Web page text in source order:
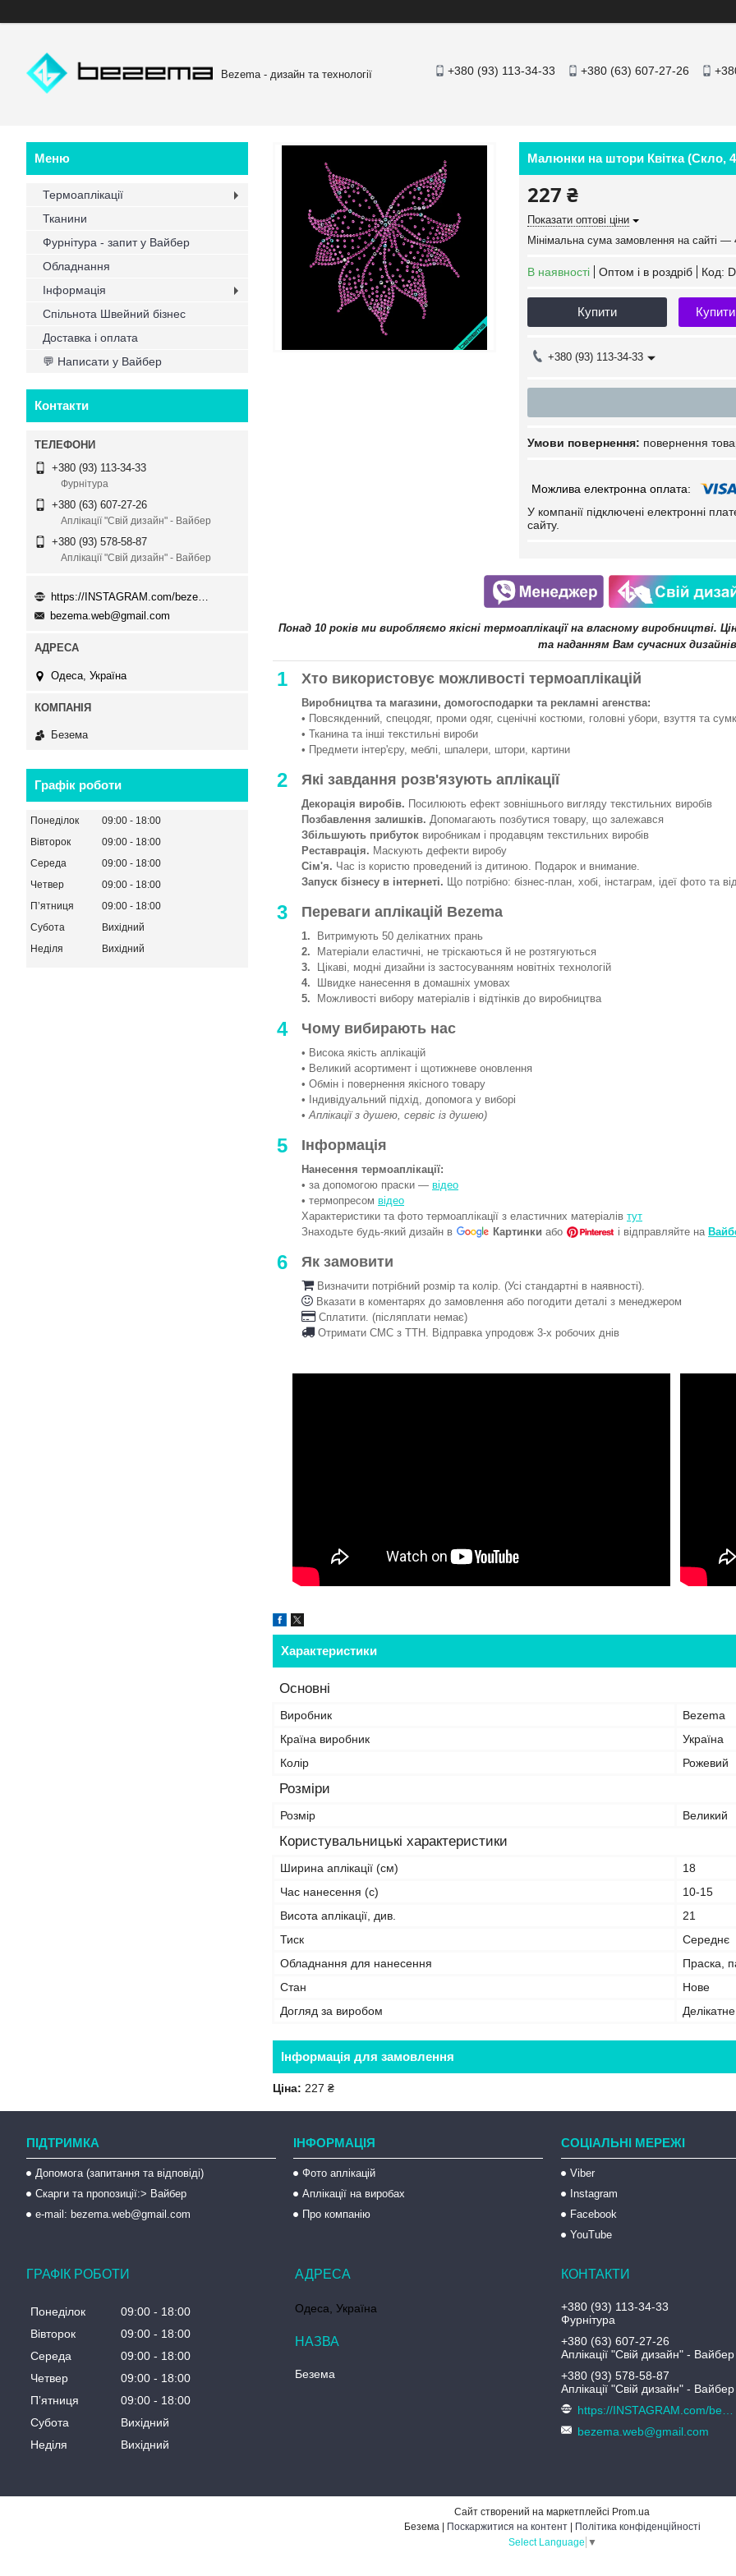
Bezema - дизайн та технології +380 (93) 113-34-33 +380 (63) 607-27-26
Малюнки на штори Квітка (Скло,
227 ₴
Показати оптові ціни
Мінімальна сума замовлення на сайті —
В наявності Оптом і в роздріб Код:
Купити
+380 (93) 113-34-33
повернення
У компанії підключені електронні
сайту.
Понад 10 років ми виробляємо якісні термоаплікації на власному виробництві.
та наданням Вам сучасних
1 Хто використовує можливості термоаплікацій
Виробництва та магазини, домогосподарки та рекламні агенства:
• Повсякденний, спецодяг, проми одяг, сценічні костюми, головні убори, взуття та
• Тканина та інші текстильні вироби
• Предмети інтер'єру, меблі, шпалери, штори, картини
2 Які завдання розв'язують аплікації
Декорація виробів. Посилюють ефект зовнішнього вигляду текстильних виробів
Позбавлення залишків. Допомагають позбутися товару, що залежався
Збільшують прибуток виробникам і продавцям текстильних виробів
Реставрація. Маскують дефекти виробу
Сім'я. Час із користю проведений із дитиною. Подарок и внимание.
Запуск бізнесу в інтернеті. Що потрібно: бізнес-план, хобі, інстаграм, ідеї фото та
3 Переваги аплікацій Bezema
1. Витримують 50 делікатних прань
2. Матеріали еластичні, не тріскаються й не розтягуються
3. Цікаві, модні дизайни із застосуванням новітніх технологій
4. Швидке нанесення в домашніх умовах
5. Можливості вибору матеріалів і відтінків до виробництва
4 Чому вибирають нас
• Висока якість аплікацій
• Великий асортимент і щотижневе оновлення
• Обмін і повернення якісного товару
• Індивідуальний підхід, допомога у виборі
•Аплікації з душею, сервіс із душею)
5 Інформація
Нанесення термоаплікації:
• за допомогою праски — відео
• термопресом відео
Характеристики та фото термоаплікації з еластичних матеріалів тут
Знаходьте будь-який дизайн в
Картинки або і відправляйте на
6 Як замовити
Визначити потрібний розмір та колір. (Усі стандартні в наявності).
Вказати в коментарях до замовлення або погодити деталі з менеджером
Сплатити. (післяплати немає)
Отримати СМС з ТТН. Відправка упродовж 3-х робочих днів
Характеристики
Основні
Виробник
Bezema
Країна виробник
Україна
Колір
Рожевий
Розміри
Розмір Великий
Користувальницькі характеристики
Ширина аплікації (см)
18
Час нанесення (с)
10-15
Висота аплікації, див.
21
Тиск
Середнє
Обладнання для нанесення
Праска,
Стан
Нове
Догляд за виробом
Інформація для замовлення
Ціна: 227 ₴
Термоаплікації
Тканини
Фурнітура - запит у Вайбер
Обладнання
Інформація
Спільнота Швейний бізнес
Доставка і оплата
💬 Написати у Вайбер
Контакти
+380 (93) 113-34-33
Фурнітура
+380 (63) 607-27-26
Аплікації "Свій дизайн" - Вайбер
+380 (93) 578-58-87
Аплікації "Свій дизайн" - Вайбер
bezema.web@gmail.com
Одеса, Україна
Безема
Графік роботи
Понеділок 09:00
18:00
Вівторок
09:00
18:00
Середа
09:00
18:00
Четвер
09:00
18:00
Пʼятниця
09:00
18:00
Субота
Вихідний
Неділя
Вихідний
ПІДТРИМКА
Допомога (запитання та відповіді)
Скарги та пропозиції:> Вайбер
e-mail: bezema.web@gmail.com
ІНФОРМАЦІЯ
Фото аплікацій
Аплікації на виробах
Про компанію
СОЦІАЛЬНІ МЕРЕЖІ
Viber
Instagram
Facebook
YouTube
ГРАФІК РОБОТИ
Понеділок 09:00
18:00
Вівторок
09:00
18:00
Середа
09:00
18:00
Четвер
09:00
18:00
Пʼятниця
09:00
18:00
Субота
Вихідний
Неділя
Вихідний
Одеса, Україна
Безема
+380 (93) 113-34-33
Фурнітура
+380 (63) 607-27-26
Аплікації "Свій дизайн" - Вайбер
+380 (93) 578-58-87
Аплікації "Свій дизайн" - Вайбер
bezema.web@gmail.com
Сайт створений на маркетплейсі Prom.ua
Поскаржитися на контент
Політика конфіденційності
Select Language ▼